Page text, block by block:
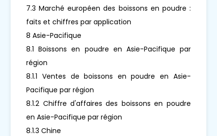
7.3 Marché européen des boissons en poudre :
faits et chiffres par application
8 Asie-Pacifique
8.1 Boissons en poudre en Asie-Pacifique par
région
8.1.1 Ventes de boissons en poudre en Asie-
Pacifique par région
8.1.2 Chiffre d'affaires des boissons en poudre
en Asie-Pacifique par région
8.1.3 Chine